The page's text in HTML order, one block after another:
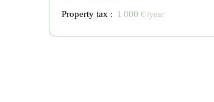
Property tax : 1 000 € /year